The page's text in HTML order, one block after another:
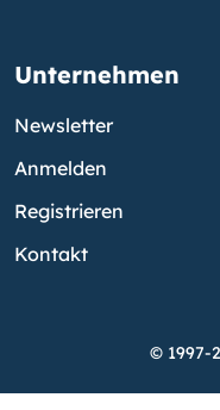
Unternehmen
Newsletter
Anmelden
Registrieren
Kontakt
© 1997-